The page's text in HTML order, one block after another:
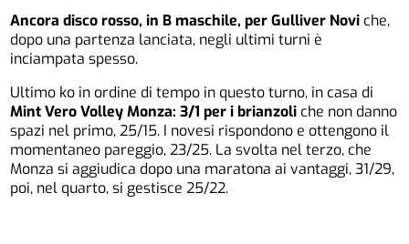
Ancora disco rosso, in B maschile, per Gulliver Novi che,
dopo una partenza lanciata, negli ultimi turni è
inciampata spesso.
Ultimo ko in ordine di tempo in questo turno, in casa di
Mint Vero Volley Monza: 3/1 per i brianzoli che non danno
spazi nel primo, 25/15. I novesi rispondono e ottengono il
momentaneo pareggio, 23/25. La svolta nel terzo, che
Monza si aggiudica dopo una maratona ai vantaggi, 31/29,
poi, nel quarto, si gestisce 25/22.